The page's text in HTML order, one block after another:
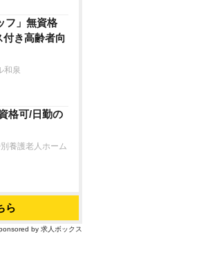
フ」無資格
き高齢者向
和泉
格可/日勤の
養護老人ホーム
ら
by 求人ボックス